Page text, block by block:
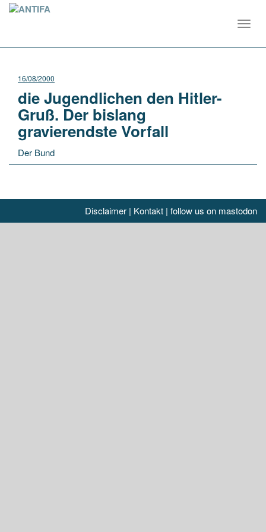
16/08/2000
die Jugendlichen den Hitler-
Gruß. Der bislang
gravierendste Vorfall
Der Bund
Disclaimer | Kontakt | follow us on mastodon